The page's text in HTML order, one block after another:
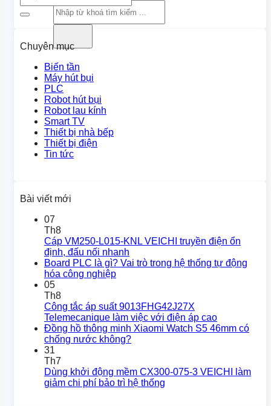
Chuyên mục
Biến tần
Máy hút bụi
PLC
Robot hút bụi
Robot lau kính
Smart TV
Thiết bị nhà bếp
Thiết bị điện
Tin tức
Bài viết mới
07
Th8
Cáp VM250-L015-KNL VEICHI truyền điện ổn
định, đấu nối nhanh
Board PLC là gì? Vai trò trong hệ thống tự động
hóa công nghiệp
05
Th8
Công tắc áp suất 9013FHG42J27X
Telemecanique làm việc với điện áp cao
Đồng hồ thông minh Xiaomi Watch S5 46mm có
chống nước không?
31
Th7
Dùng khởi động mềm CX300-075-3 VEICHI làm
giảm chi phí bảo trì hệ thống